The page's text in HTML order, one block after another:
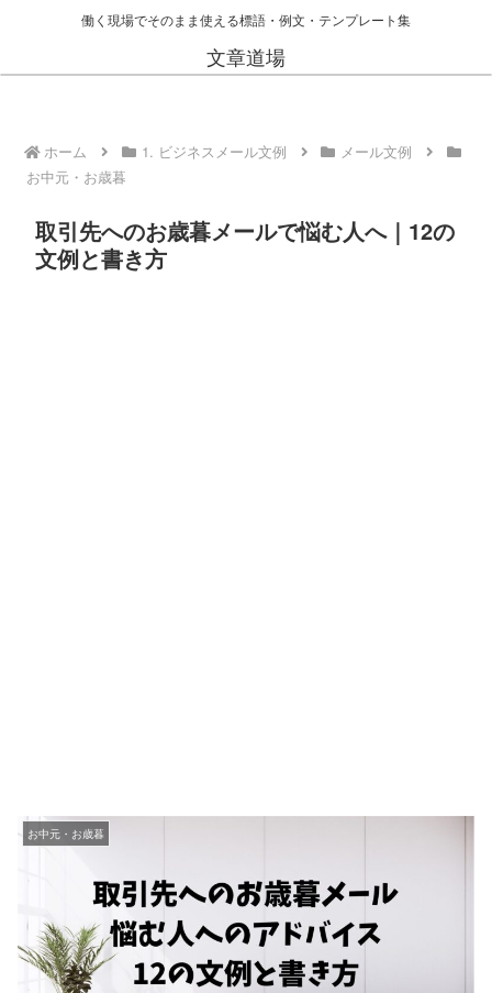
働く現場でそのまま使える標語・例文・テンプレート集
文章道場
ホーム 1. ビジネスメール文例
メール文例
お中元・お歳暮
取引先へのお歳暮メールで悩む人へ｜12の
文例と書き方
お中元・お歳暮